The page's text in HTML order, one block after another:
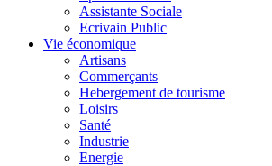
Assistante Sociale
Ecrivain Public
Vie économique
Artisans
Commerçants
Hebergement de tourisme
Loisirs
Santé
Industrie
Energie